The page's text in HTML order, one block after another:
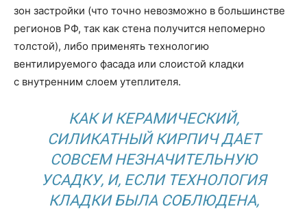
зон застройки (что точно невозможно в большинстве
регионов РФ, так как стена получится непомерно
толстой), либо применять технологию
вентилируемого фасада или слоистой кладки
с внутренним слоем утеплителя.
КАК И КЕРАМИЧЕСКИЙ,
СИЛИКАТНЫЙ КИРПИЧ ДАЕТ
СОВСЕМ НЕЗНАЧИТЕЛЬНУЮ
УСАДКУ, И, ЕСЛИ ТЕХНОЛОГИЯ
КЛАДКИ БЫЛА СОБЛЮДЕНА,